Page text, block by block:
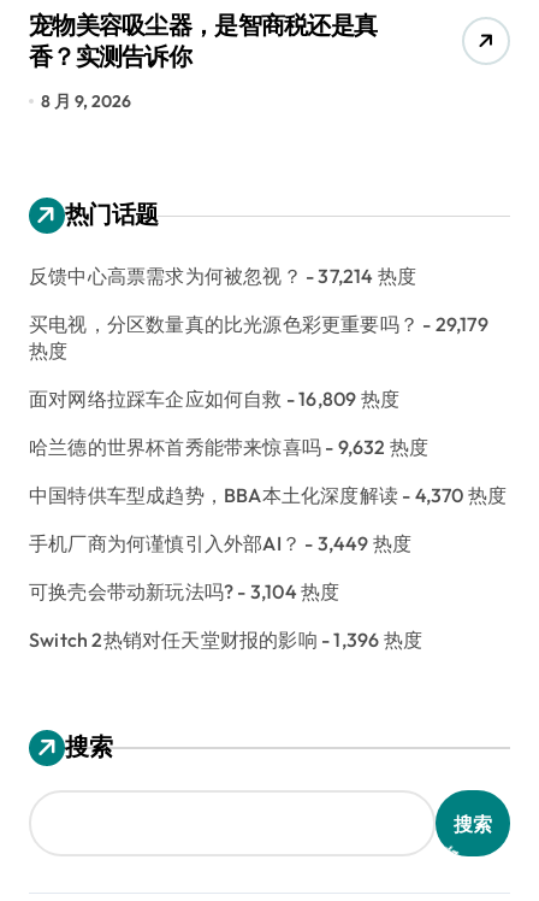
三星QS90H回音壁评测：内置四重
低音，把影院塞进电视柜
8 月 9, 2026
热门话题
反馈中心高票需求为何被忽视？ - 37,214 热度
买电视，分区数量真的比光源色彩更重要吗？ - 29,179
热度
面对网络拉踩车企应如何自救 - 16,809 热度
哈兰德的世界杯首秀能带来惊喜吗 - 9,632 热度
中国特供车型成趋势，BBA本土化深度解读 - 4,370 热度
手机厂商为何谨慎引入外部AI？ - 3,449 热度
可换壳会带动新玩法吗? - 3,104 热度
Switch 2热销对任天堂财报的影响 - 1,396 热度
搜索
搜索